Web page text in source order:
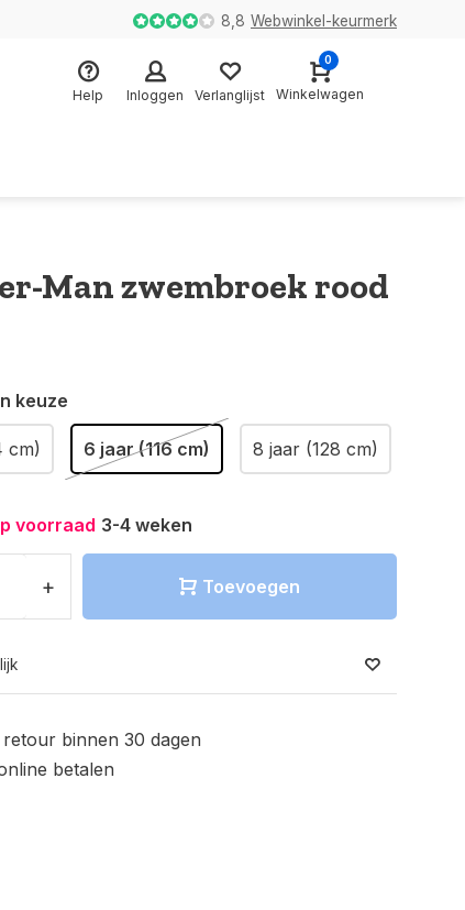
8,8 Webwinkel-keurmerk
Help Inloggen Verlanglijst
0
Winkelwagen
Man zwembroek rood
keuze
cm) 6 jaar (116 cm) 8 jaar (128 cm)
voorraad 3-4 weken
+ Toevoegen
retour binnen 30 dagen
betalen